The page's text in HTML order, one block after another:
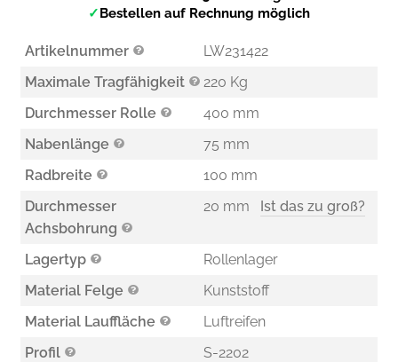
✓Bestellen auf Rechnung möglich
Artikelnummer
LW231422
Maximale Tragfähigkeit
220 Kg
Durchmesser Rolle
400 mm
Nabenlänge
75 mm
Radbreite
100 mm
Durchmesser
Achsbohrung
20 mm Ist das zu groß?
Lagertyp
Rollenlager
Material Felge
Kunststoff
Material Lauffläche
Luftreifen
Profil
S-2202